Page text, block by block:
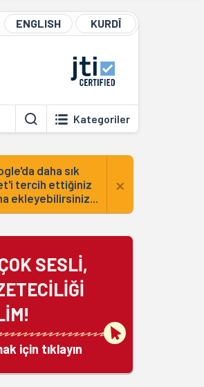
ENGLISH KURDÎ
Kategoriler
daha sık
tercih ettiğiniz
ekleyebilirsiniz...
×
SESLİ,
için tıklayın